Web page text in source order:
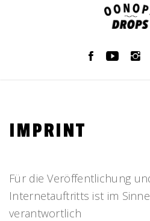
IMPRINT
Für die Veröffentlichung
Internetauftritts ist im
verantwortlich